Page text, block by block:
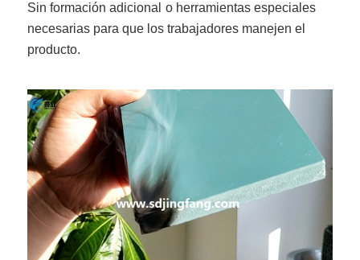
Sin formación adicional o herramientas especiales
necesarias para que los trabajadores manejen el
producto.